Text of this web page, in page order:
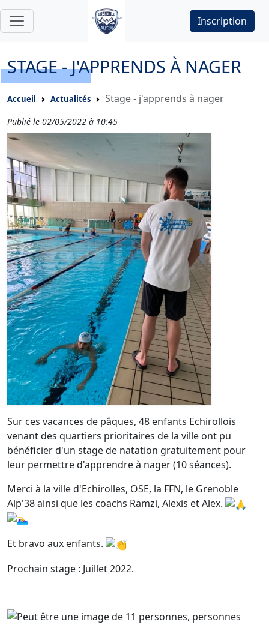
Inscription
STAGE - J'APPRENDS À NAGER
Accueil Actualités Stage - j'apprends à nager
Publié le 02/05/2022 à 10:45
Sur ces vacances de pâques, 48 enfants Echirollois
venant des quartiers prioritaires de la ville ont pu
bénéficier d'un stage de natation gratuitement pour
leur permettre d'apprendre à nager (10 séances).
Merci à la ville d'Echirolles, OSE, la FFN, le Grenoble
Alp'38 ainsi que les coachs Ramzi, Alexis et Alex.
Et bravo aux enfants.
Prochain stage : Juillet 2022.